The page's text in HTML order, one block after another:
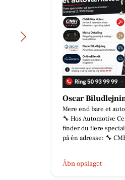
Oscar
Mere end bare et
🔧 Hos Automotive
finder du flere
på én adresse: 🔧
Åbn opslaget